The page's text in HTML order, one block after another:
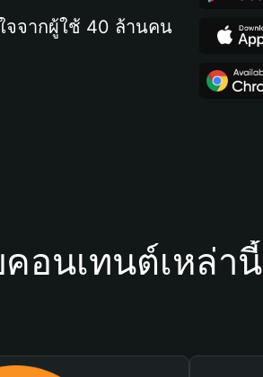
จจากผู้ใช้ 40 ล้านคน
อนเทนต์เหล่านี้